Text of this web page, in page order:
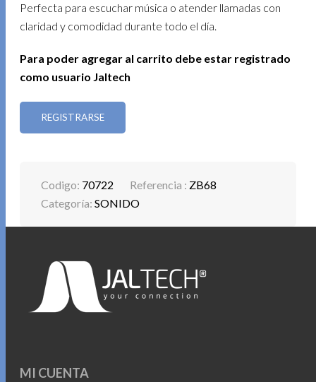
Perfecta para escuchar música o atender llamadas con
claridad y comodidad durante todo el día.
Para poder agregar al carrito debe estar registrado
como usuario Jaltech
REGISTRARSE
Codigo: 70722 Referencia : ZB68
Categoría:SONIDO
MI CUENTA